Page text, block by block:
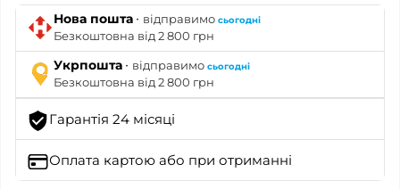
Нова пошта · відправимо сьогодні
Безкоштовна від 2 800 грн
Укрпошта · відправимо сьогодні
Безкоштовна від 2 800 грн
Гарантія 24 місяці
Оплата картою або при отриманні